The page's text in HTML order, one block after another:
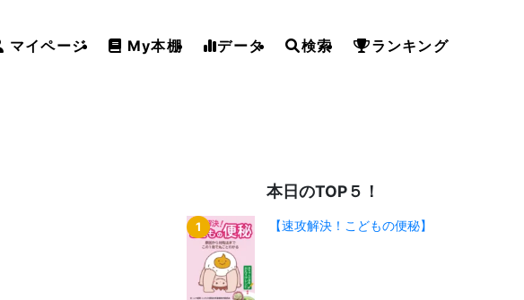
マイページ My本棚 データ 検索 ランキング
本日のTOP５！
【速攻解決！こどもの便秘】